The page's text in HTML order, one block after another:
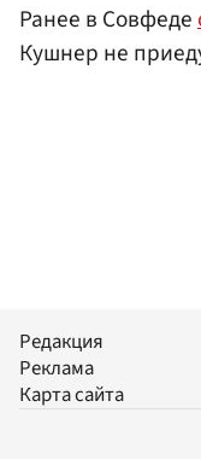
Ранее в Совфеде
Кушнер не
Редакция
Реклама
Карта сайта